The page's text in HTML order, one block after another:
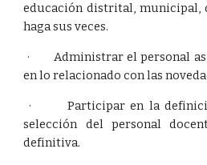
educación distrital, municipal,
haga sus veces.
· Administrar el personal
en lo relacionado con las
· Participar en la
selección del personal
definitiva.